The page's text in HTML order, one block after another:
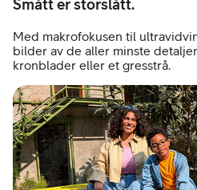
Smått er storslått.
Med makrofokusen til
bilder av de aller minste
kronblader eller et gresstrå.